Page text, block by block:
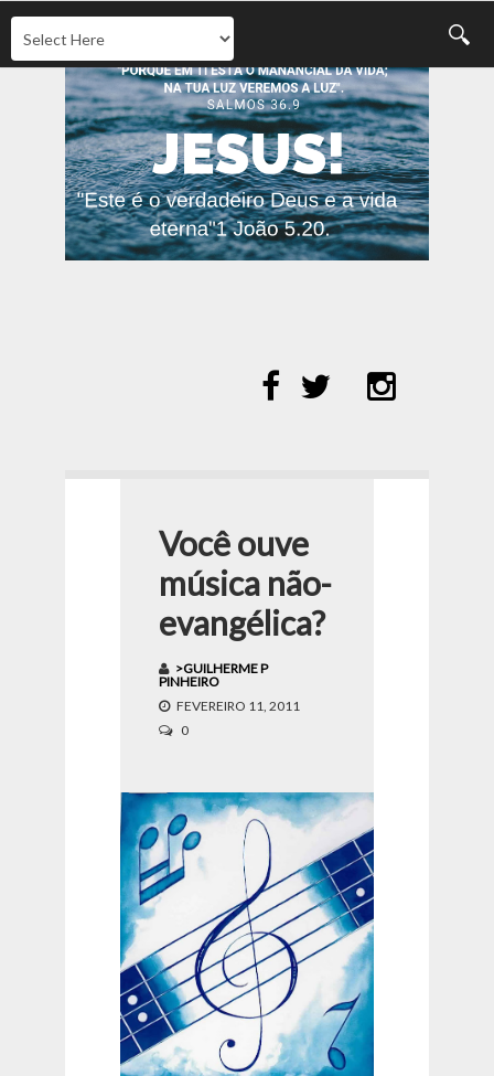
Você ouve
música não-
evangélica?
>GUILHERME P
PINHEIRO
FEVEREIRO 11, 2011
0